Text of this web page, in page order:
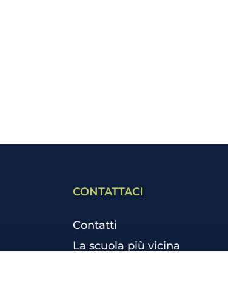
CONTATTACI
Contatti
La scuola più vicina